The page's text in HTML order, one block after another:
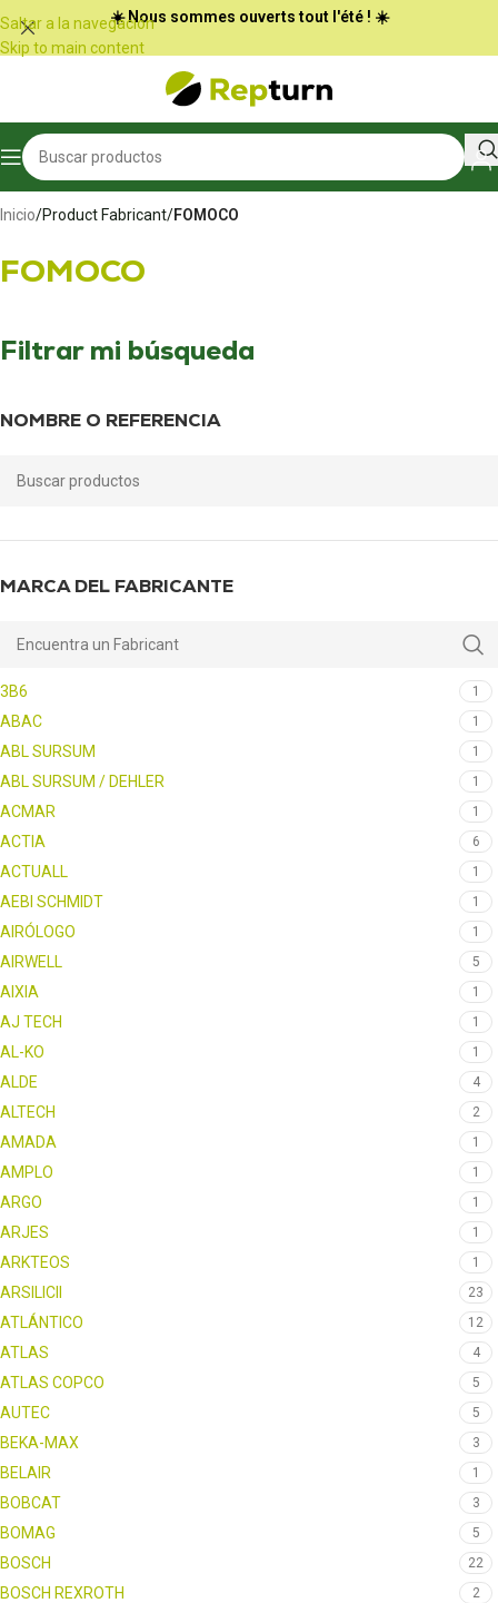
Panel de gestión de cookies
Saltar a la navegación
Skip to main content
☀️ Nous sommes ouverts tout l'été ! ☀️
Inicio/Product Fabricant/FOMOCO
FOMOCO
Filtrar mi búsqueda
NOMBRE O REFERENCIA
MARCA DEL FABRICANTE
3B6 1
ABAC 1
ABL SURSUM 1
ABL SURSUM / DEHLER 1
ACMAR 1
ACTIA 6
ACTUALL 1
AEBI SCHMIDT 1
AIRÓLOGO 1
AIRWELL 5
AIXIA 1
AJ TECH 1
AL-KO 1
ALDE 4
ALTECH 2
AMADA 1
AMPLO 1
ARGO 1
ARJES 1
ARKTEOS 1
ARSILICII 23
ATLÁNTICO 12
ATLAS 4
ATLAS COPCO 5
AUTEC 5
BEKA-MAX 3
BELAIR 1
BOBCAT 3
BOMAG 5
BOSCH 22
BOSCH REXROTH 2